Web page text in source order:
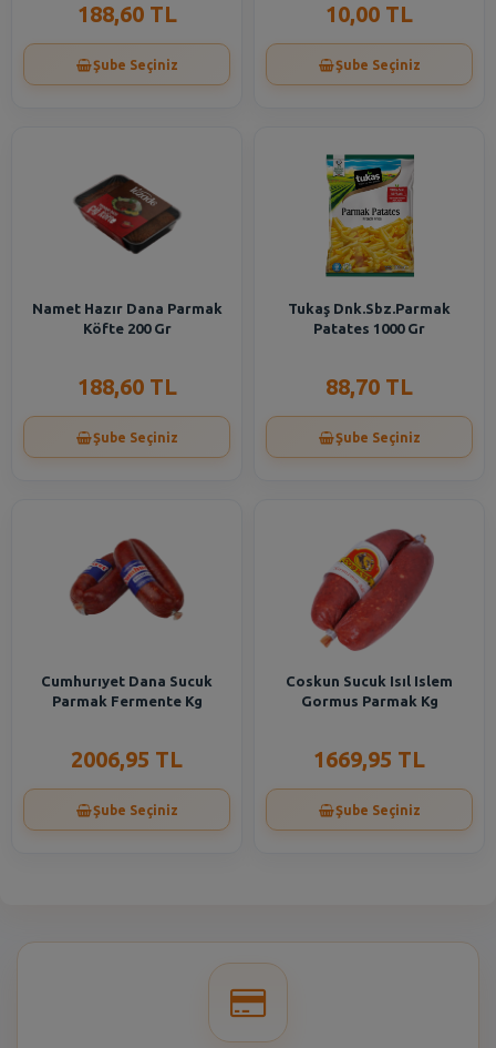
188,60 TL
Şube Seçiniz
10,00 TL
Şube Seçiniz
Namet Hazır Dana Parmak
Köfte 200 Gr
188,60 TL
Şube Seçiniz
Tukaş Dnk.Sbz.Parmak
Patates 1000 Gr
88,70 TL
Şube Seçiniz
Cumhurıyet Dana Sucuk
Parmak Fermente Kg
2006,95 TL
Şube Seçiniz
Coskun Sucuk Isıl Islem
Gormus Parmak Kg
1669,95 TL
Şube Seçiniz